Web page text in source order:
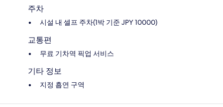
주차
시설 내 셀프 주차(1박 기준 JPY 10000)
교통편
무료 기차역 픽업 서비스
기타 정보
지정 흡연 구역